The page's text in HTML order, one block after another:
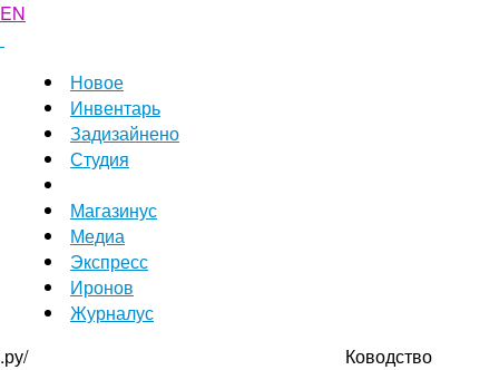
EN
Новое
Инвентарь
Задизайнено
Студия
Магазинус
Медиа
Экспресс
Иронов
Журналус
.ру/
Ководство